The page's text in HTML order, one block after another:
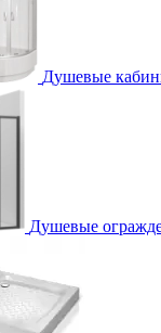
Душевые
Душевые